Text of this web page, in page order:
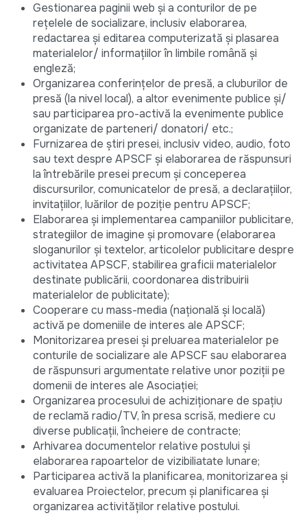
Gestionarea paginii web și a conturilor de pe
rețelele de socializare, inclusiv elaborarea,
redactarea și editarea computerizată și plasarea
materialelor/ informațiilor în limbile română și
engleză;
Organizarea conferințelor de presă, a cluburilor de
presă (la nivel local), a altor evenimente publice și/
sau participarea pro-activă la evenimente publice
organizate de parteneri/ donatori/ etc.;
Furnizarea de știri presei, inclusiv video, audio, foto
sau text despre APSCF și elaborarea de răspunsuri
la întrebările presei precum și conceperea
discursurilor, comunicatelor de presă, a declarațiilor,
invitațiilor, luărilor de poziție pentru APSCF;
Elaborarea și implementarea campaniilor publicitare,
strategiilor de imagine și promovare (elaborarea
sloganurilor și textelor, articolelor publicitare despre
activitatea APSCF, stabilirea graficii materialelor
destinate publicării, coordonarea distribuirii
materialelor de publicitate);
Cooperare cu mass-media (națională și locală)
activă pe domeniile de interes ale APSCF;
Monitorizarea presei și preluarea materialelor pe
conturile de socializare ale APSCF sau elaborarea
de răspunsuri argumentate relative unor poziții pe
domenii de interes ale Asociației;
Organizarea procesului de achiziționare de spațiu
de reclamă radio/TV, în presa scrisă, mediere cu
diverse publicații, încheiere de contracte;
Arhivarea documentelor relative postului și
elaborarea rapoartelor de vizibiliatate lunare;
Participarea activă la planificarea, monitorizarea și
evaluarea Proiectelor, precum și planificarea și
organizarea activităților relative postului.